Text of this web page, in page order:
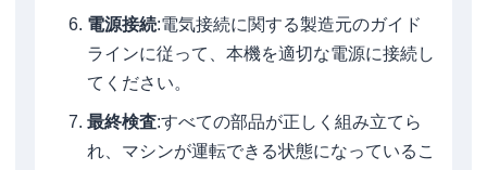
電源接続:電気接続に関する製造元のガイド
ラインに従って、本機を適切な電源に接続し
てください。
最終検査:すべての部品が正しく組み立てら
れ、マシンが運転できる状態になっているこ